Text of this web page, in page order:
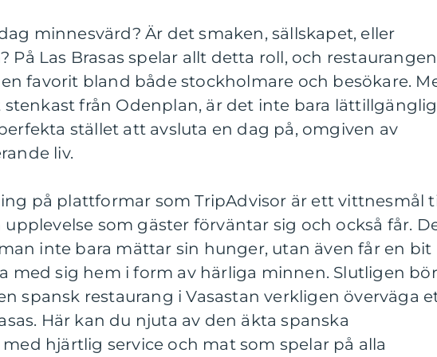
minnesvärd? Är det smaken, sällskapet, eller
På Las Brasas spelar allt detta roll, och restaurangen
favorit bland både stockholmare och besökare.
stenkast från Odenplan, är det inte bara
stället att avsluta en dag på, omgiven av
liv.
på plattformar som TripAdvisor är ett vittnesmål
som gäster förväntar sig och också får.
inte bara mättar sin hunger, utan även får en bit
med sig hem i form av härliga minnen. Slutligen bör
spansk restaurang i Vasastan verkligen överväga
Här kan du njuta av den äkta spanska
hjärtlig service och mat som spelar på alla